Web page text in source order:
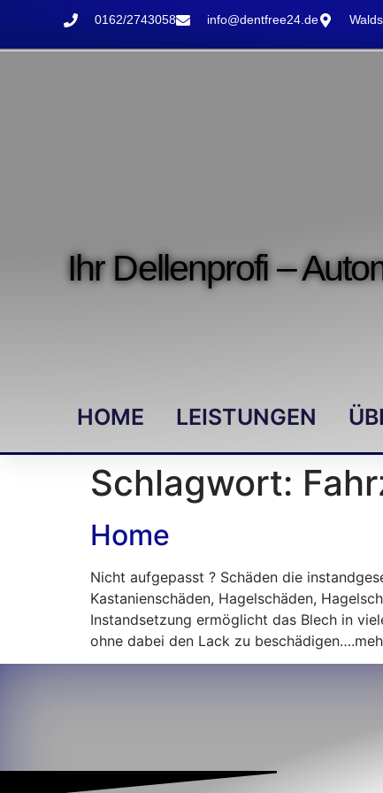
0162/2743058 info@dentfree24.de
Ihr Dellenprofi –
HOME LEISTUNGEN
Schlagwort:
Home
Nicht aufgepasst ? Schäden die
Kastanienschäden, Hagelschäden,
Instandsetzung ermöglicht das Blech in
ohne dabei den Lack zu